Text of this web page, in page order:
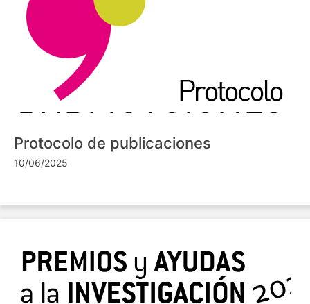
Protocolo de publicaciones
10/06/2025